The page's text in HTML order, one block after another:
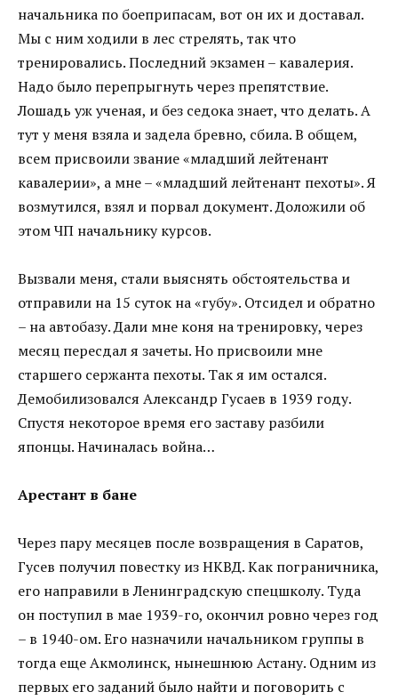
начальника по боеприпасам, вот он их и доставал.
Мы с ним ходили в лес стрелять, так что
тренировались. Последний экзамен – кавалерия.
Надо было перепрыгнуть через препятствие.
Лошадь уж ученая, и без седока знает, что делать. А
тут у меня взяла и задела бревно, сбила. В общем,
всем присвоили звание «младший лейтенант
кавалерии», а мне – «младший лейтенант пехоты». Я
возмутился, взял и порвал документ. Доложили об
этом ЧП начальнику курсов.
Вызвали меня, стали выяснять обстоятельства и
отправили на 15 суток на «губу». Отсидел и обратно
– на автобазу. Дали мне коня на тренировку, через
месяц пересдал я зачеты. Но присвоили мне
старшего сержанта пехоты. Так я им остался.
Демобилизовался Александр Гусаев в 1939 году.
Спустя некоторое время его заставу разбили
японцы. Начиналась война…
Арестант в бане
Через пару месяцев после возвращения в Саратов,
Гусев получил повестку из НКВД. Как пограничника,
его направили в Ленинградскую спецшколу. Туда
он поступил в мае 1939-го, окончил ровно через год
– в 1940-ом. Его назначили начальником группы в
тогда еще Акмолинск, нынешнюю Астану. Одним из
первых его заданий было найти и поговорить с